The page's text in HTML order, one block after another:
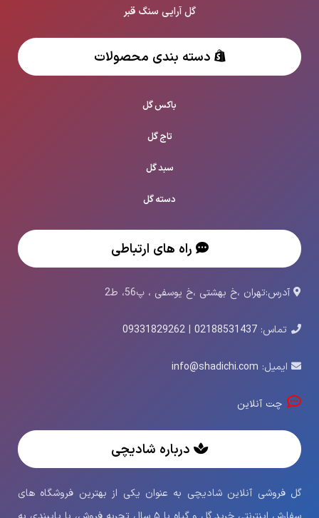
گل آرایی سنگ قبر
دسته بندی محصولات
باکس گل
تاج گل
سبد گل
دسته گل
راه های ارتباطی
آدرس:تهران ،خ بهشتی ،خ یوسفی ، پ56، ط2
تماس: 02188531437
|
09331829262
ایمیل: info@shadichi.com
چت آنلاین
درباره شادیچی
گل فروشی آنلاین شادیچی به عنوان یکی از بهترین فروشگاه های